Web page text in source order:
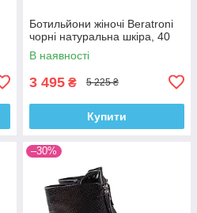
Ботильйони жіночі Beratroni
чорні натуральна шкіра, 40
В наявності
3 495 ₴ 5 225 ₴
Купити
–30%